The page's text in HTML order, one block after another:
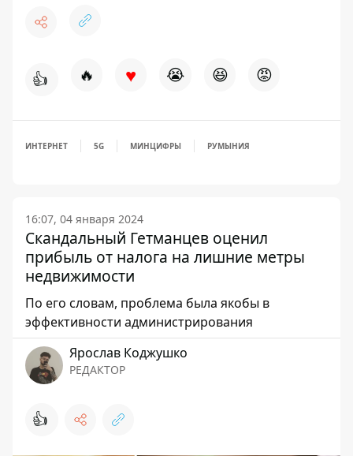
👍 🔥 ♥ 😭 😆 😡
ИНТЕРНЕТ 5G МИНЦИФРЫ РУМЫНИЯ
16:07, 04 января 2024
Скандальный Гетманцев оценил
прибыль от налога на лишние метры
недвижимости
По его словам, проблема была якобы в
эффективности администрирования
Ярослав Коджушко
РЕДАКТОР
👍